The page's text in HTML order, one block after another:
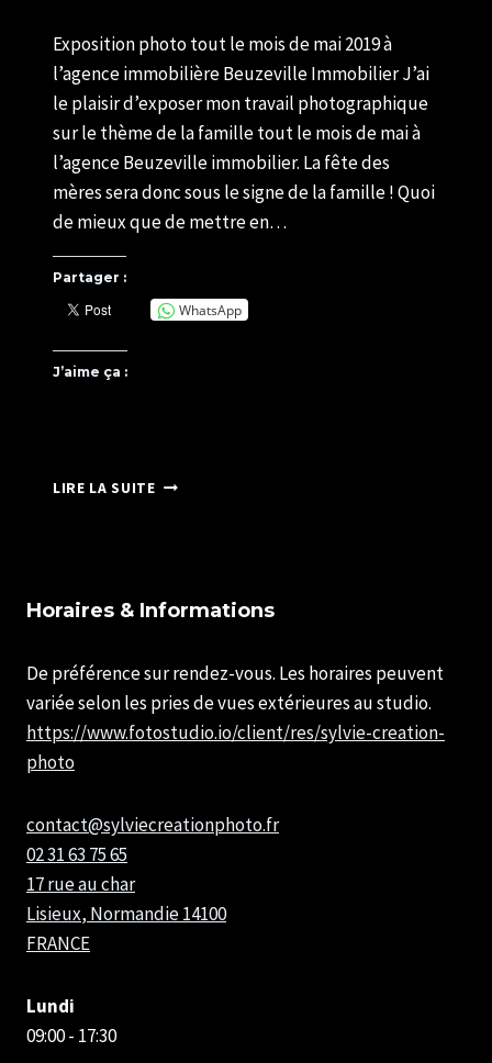
U82599339
Exposition photo tout le mois de mai 2019 à
l’agence immobilière Beuzeville Immobilier J’ai
le plaisir d’exposer mon travail photographique
sur le thème de la famille tout le mois de mai à
l’agence Beuzeville immobilier. La fête des
mères sera donc sous le signe de la famille ! Quoi
de mieux que de mettre en…
Partager :
WhatsApp
J’aime ça :
LIRE LA SUITEEXPOSITION
DE
BEUZEVILLE
SYLVIE
PHOTOGRAPHE
Horaires & Informations
De préférence sur rendez-vous. Les horaires peuvent
variée selon les pries de vues extérieures au studio.
https://www.fotostudio.io/client/res/sylvie-creation-
photo
contact@sylviecreationphoto.fr
02 31 63 75 65
17 rue au char
Lisieux, Normandie14100
FRANCE
Lundi
09:00 - 17:30